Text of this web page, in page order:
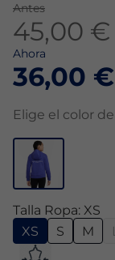
Antes
45,00 €
Ahora
36,00 €
Elige el color
Talla Ropa: XS
XS
S M L